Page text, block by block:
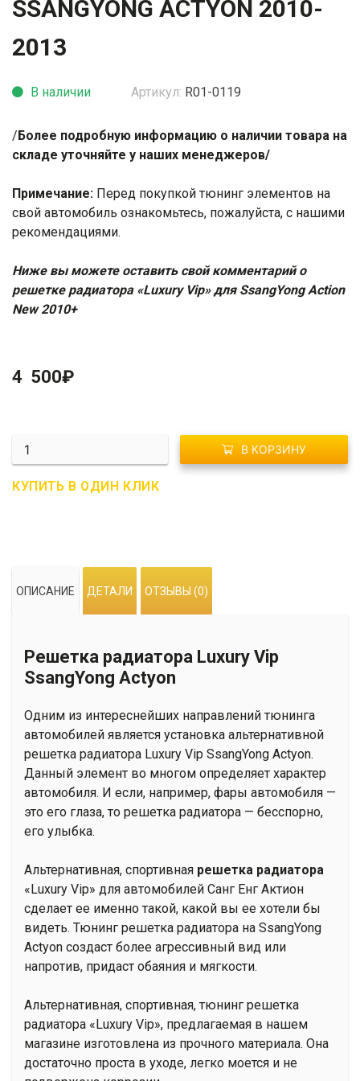
SSANGYONG ACTYON 2010-
2013
Артикул: R01-0119
В наличии
/Более подробную информацию о наличии товара на
складе уточняйте у наших менеджеров/
Примечание: Перед покупкой тюнинг элементов на
свой автомобиль ознакомьтесь, пожалуйста, с нашими
рекомендациями.
Ниже вы можете оставить свой комментарий о
решетке радиатора «Luxury Vip» для SsangYong Action
New 2010+
4 500₽
Количество
R01-
0119
Actyon
В КОРЗИНУ
КУПИТЬ В ОДИН КЛИК
ОПИСАНИЕ ДЕТАЛИ ОТЗЫВЫ (0)
Решетка радиатора Luxury Vip
SsangYong Actyon
Одним из интереснейших направлений тюнинга
автомобилей является установка альтернативной
решетка радиатора Luxury Vip SsangYong Actyon.
Данный элемент во многом определяет характер
автомобиля. И если, например, фары автомобиля —
это его глаза, то решетка радиатора — бесспорно,
его улыбка.
Альтернативная, спортивная решетка радиатора
«Luxury Vip» для автомобилей Санг Енг Актион
сделает ее именно такой, какой вы ее хотели бы
видеть. Тюнинг решетка радиатора на SsangYong
Actyon создаст более агрессивный вид или
напротив, придаст обаяния и мягкости.
Альтернативная, спортивная, тюнинг решетка
радиатора «Luxury Vip», предлагаемая в нашем
магазине изготовлена из прочного материала. Она
достаточно проста в уходе, легко моется и не